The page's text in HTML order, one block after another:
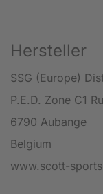
Hersteller
SSG (Europe)
P.E.D. Zone C1
6790 Aubange
Belgium
www.scott-